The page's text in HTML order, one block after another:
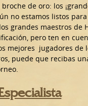
de oro: los
no estamos listos
grandes maestros de
pero ten en
mejores jugadores de
puede que recibas